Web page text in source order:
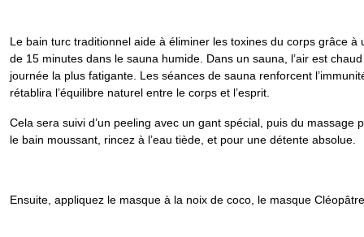
Le bain turc traditionnel aide à éliminer les toxines du corps grâce
de 15 minutes dans le sauna humide. Dans un sauna, l’air est
journée la plus fatigante. Les séances de sauna renforcent
rétablira l’équilibre naturel entre le corps et l’esprit.
Cela sera suivi d’un peeling avec un gant spécial, puis du
le bain moussant, rincez à l’eau tiède, et pour une détente absolue.
Ensuite, appliquez le masque à la noix de coco, le masque